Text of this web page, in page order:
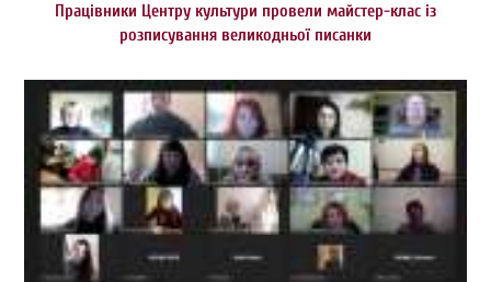
Працівники Центру культури провели майстер-клас із
розписування великодньої писанки